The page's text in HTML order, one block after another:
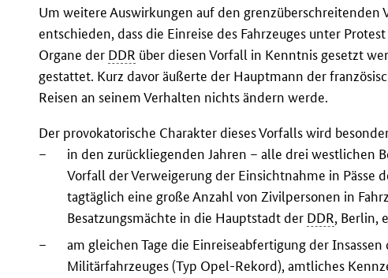
Um weitere Auswirkungen auf den grenzüberschreitenden
entschieden, dass die Einreise des Fahrzeuges unter
Organe der DDR über diesen Vorfall in Kenntnis gesetzt
gestattet. Kurz davor äußerte der Hauptmann der
Reisen an seinem Verhalten nichts ändern werde.
Der provokatorische Charakter dieses Vorfalls wird
–
in den zurückliegenden Jahren – alle drei westlichen
Vorfall der Verweigerung der Einsichtnahme in Pässe
tagtäglich eine große Anzahl von Zivilpersonen in
Besatzungsmächte in die Hauptstadt der DDR, Berlin,
–
am gleichen Tage die Einreiseabfertigung der
Militärfahrzeuges (Typ Opel-Rekord), amtliches